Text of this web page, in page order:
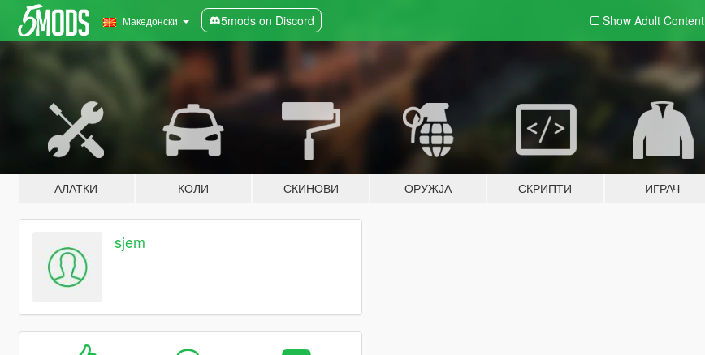
Македонски 5mods on Discord Show Adult Content
АЛАТКИ КОЛИ СКИНОВИ ОРУЖЈА СКРИПТИ ИГРАЧ
sjem